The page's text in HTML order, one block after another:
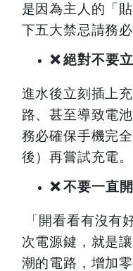
是因為主人的「
下五大禁忌請務必
❌ 絕對不要
進水後立刻插上
路、甚至導致電
務必確保手機完
後）再嘗試充電。
❌ 不要一直
「開看看有沒有
次電源鍵，就是
潮的電路，增加